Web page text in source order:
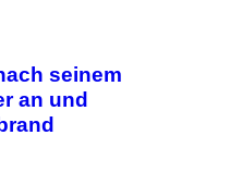
seinem
an und